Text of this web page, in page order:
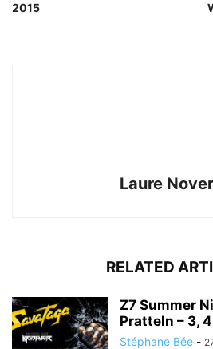
2015
Laure
RELATED
Z7 Summer
Pratteln – 3,
Stéphane Bée -